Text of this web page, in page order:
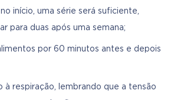
início, uma série será suficiente,
para duas após uma semana;
por 60 minutos antes e depois
à respiração, lembrando que a tensão